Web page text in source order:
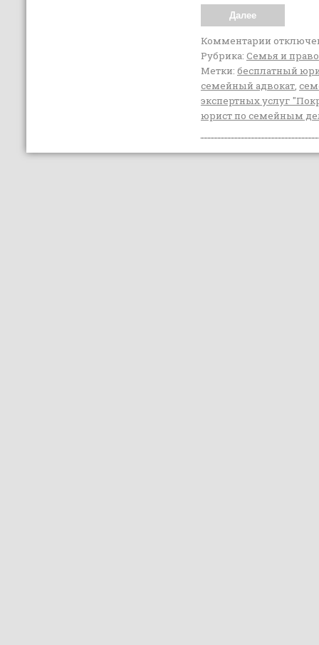
Далее
Комментарии
Рубрика: Семья и право
Метки: бесплатный
семейный адвокат,
экспертных услуг
юрист по семейным